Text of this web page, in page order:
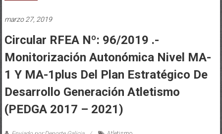
marzo 27, 2019
Circular RFEA Nº: 96/2019 .-
Monitorización Autonómica Nivel MA-
1 Y MA-1plus Del Plan Estratégico De
Desarrollo Generación Atletismo
(PEDGA 2017 – 2021)